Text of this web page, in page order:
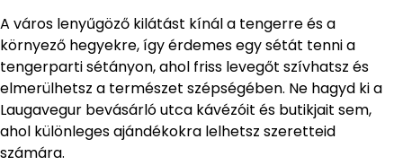
A város lenyűgöző kilátást kínál a tengerre és a
környező hegyekre, így érdemes egy sétát tenni a
tengerparti sétányon, ahol friss levegőt szívhatsz és
elmerülhetsz a természet szépségében. Ne hagyd ki a
Laugavegur bevásárló utca kávézóit és butikjait sem,
ahol különleges ajándékokra lelhetsz szeretteid
számára.